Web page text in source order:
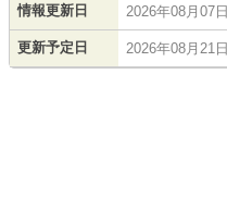
情報更新日 2026年08月07日
更新予定日 2026年08月21日